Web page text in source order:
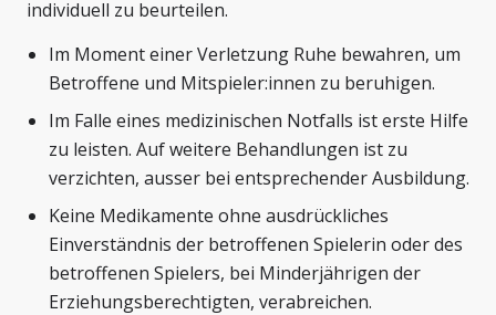
individuell zu beurteilen.
Im Moment einer Verletzung Ruhe bewahren, um
Betroffene und Mitspieler:innen zu beruhigen.
Im Falle eines medizinischen Notfalls ist erste Hilfe
zu leisten. Auf weitere Behandlungen ist zu
verzichten, ausser bei entsprechender Ausbildung.
Keine Medikamente ohne ausdrückliches
Einverständnis der betroffenen Spielerin oder des
betroffenen Spielers, bei Minderjährigen der
Erziehungsberechtigten, verabreichen.